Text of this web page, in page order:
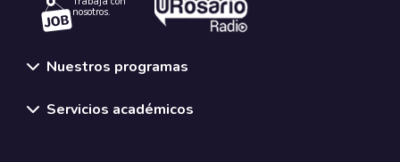
nosotros.
Nuestros programas
Servicios académicos